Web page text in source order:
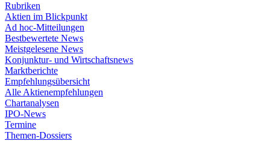
Rubriken
Aktien im Blickpunkt
Ad hoc-Mitteilungen
Bestbewertete News
Meistgelesene News
Konjunktur- und Wirtschaftsnews
Marktberichte
Empfehlungsübersicht
Alle Aktienempfehlungen
Chartanalysen
IPO-News
Termine
Themen-Dossiers